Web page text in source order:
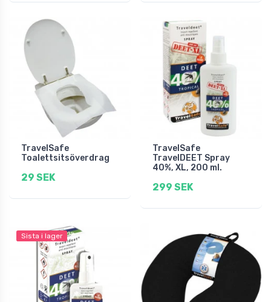
TravelSafe
Toalettsitsöverdrag
29 SEK
TravelSafe
TravelDEET Spray
40%, XL, 200 ml.
299 SEK
Sista i lager